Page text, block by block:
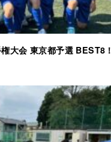
大会 東京都予選 BEST8